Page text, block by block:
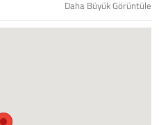
Daha Büyük Görüntüle